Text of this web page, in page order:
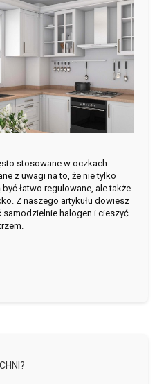
stosowane w oczkach
z uwagi na to, że nie tylko
łatwo regulowane, ale także
Z naszego artykułu dowiesz
samodzielnie halogen i cieszyć